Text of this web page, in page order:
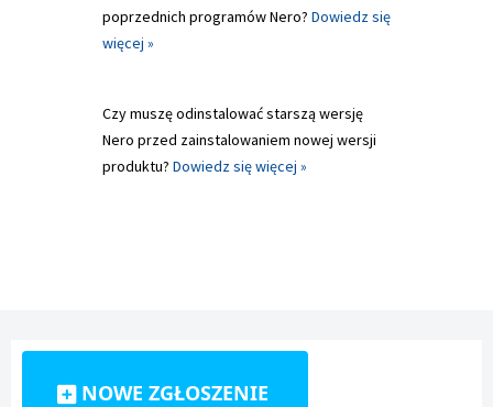
poprzednich programów Nero? Dowiedz się
więcej »
Czy muszę odinstalować starszą wersję
Nero przed zainstalowaniem nowej wersji
produktu? Dowiedz się więcej »
NOWE ZGŁOSZENIE